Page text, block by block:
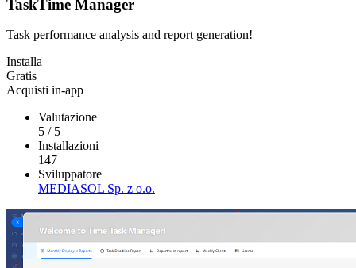
TaskTime Manager
Task performance analysis and report generation!
Installa
Gratis
Acquisti in-app
Valutazione
5 / 5
Installazioni
147
Sviluppatore
MEDIASOL Sp. z o.o.